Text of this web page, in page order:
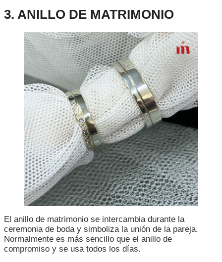
3. ANILLO DE MATRIMONIO
El anillo de matrimonio se intercambia durante la
ceremonia de boda y simboliza la unión de la pareja.
Normalmente es más sencillo que el anillo de
compromiso y se usa todos los días.